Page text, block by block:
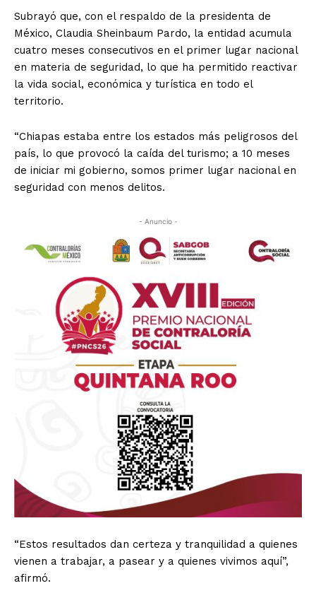
Subrayó que, con el respaldo de la presidenta de
México, Claudia Sheinbaum Pardo, la entidad acumula
cuatro meses consecutivos en el primer lugar nacional
en materia de seguridad, lo que ha permitido reactivar
la vida social, económica y turística en todo el
territorio.
“Chiapas estaba entre los estados más peligrosos del
país, lo que provocó la caída del turismo; a 10 meses
de iniciar mi gobierno, somos primer lugar nacional en
seguridad con menos delitos.
- Anuncio -
“Estos resultados dan certeza y tranquilidad a quienes
vienen a trabajar, a pasear y a quienes vivimos aquí”,
afirmó.